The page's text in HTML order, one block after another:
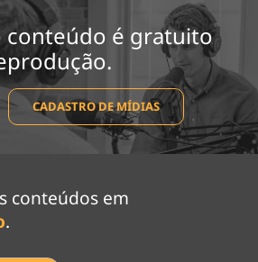
conteúdo é gratuito
CADASTRO DE MÍDIAS
conteúdos em
.